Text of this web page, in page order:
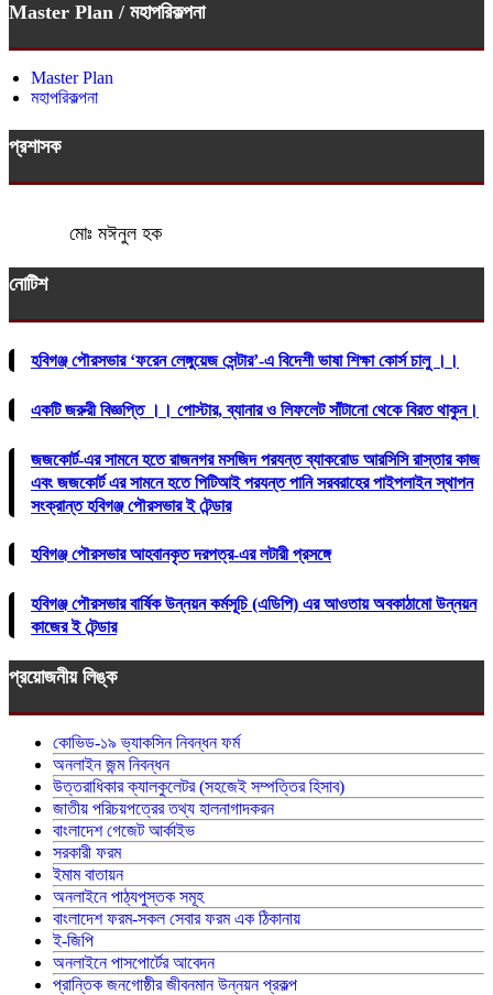
Master Plan / মহাপরিকল্পনা
Master Plan
মহাপরিকল্পনা
প্রশাসক
মোঃ মঈনুল হক
নোটিশ
হবিগঞ্জ পৌরসভার ‘ফরেন লেঙ্গুয়েজ সেন্টার’-এ বিদেশী ভাষা শিক্ষা কোর্স চালু ।।
একটি জরুরী বিজ্ঞপ্তি ।। পোস্টার, ব্যানার ও লিফলেট সাঁটানো থেকে বিরত থাকুন।
জজকোর্ট-এর সামনে হতে রাজনগর মসজিদ পরযন্ত ব্যাকরোড আরসিসি রাস্তার কাজ
এবং জজকোর্ট এর সামনে হতে পিটিআই পরযন্ত পানি সরবরাহের পাইপলাইন স্থাপন
সংক্রান্ত হবিগঞ্জ পৌরসভার ই টেন্ডার
হবিগঞ্জ পৌরসভার আহবানকৃত দরপত্র-এর লটারী প্রসঙ্গে
হবিগঞ্জ পৌরসভার বার্ষিক উন্নয়ন কর্মসূচি (এডিপি) এর আওতায় অবকাঠামো উন্নয়ন
কাজের ই টেন্ডার
প্রয়োজনীয় লিঙ্ক
কোভিড-১৯ ভ্যাকসিন নিবন্ধন ফর্ম
অনলাইন জন্ম নিবন্ধন
উত্তরাধিকার ক্যালকুলেটর (সহজেই সম্পত্তির হিসাব)
জাতীয় পরিচয়পত্রের তথ্য হালনাগাদকরন
বাংলাদেশ গেজেট আর্কাইভ
সরকারী ফরম
ইমাম বাতায়ন
অনলাইনে পাঠ্যপুস্তক সমূহ
বাংলাদেশ ফরম-সকল সেবার ফরম এক ঠিকানায়
ই-জিপি
অনলাইনে পাসপোর্টের আবেদন
প্রান্তিক জনগোষ্ঠীর জীবনমান উন্নয়ন প্রকল্প